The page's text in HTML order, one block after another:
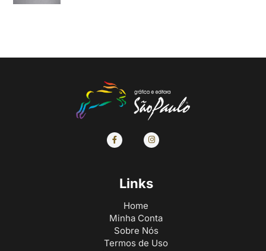
Links
Home
Minha Conta
Sobre Nós
Termos de Uso